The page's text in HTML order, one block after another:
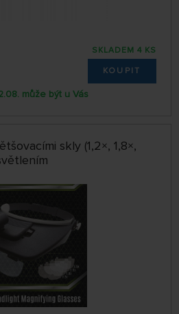
SKLADEM 4 KS
KOUPIT
může být u Vás
skly (1,2×, 1,8×,